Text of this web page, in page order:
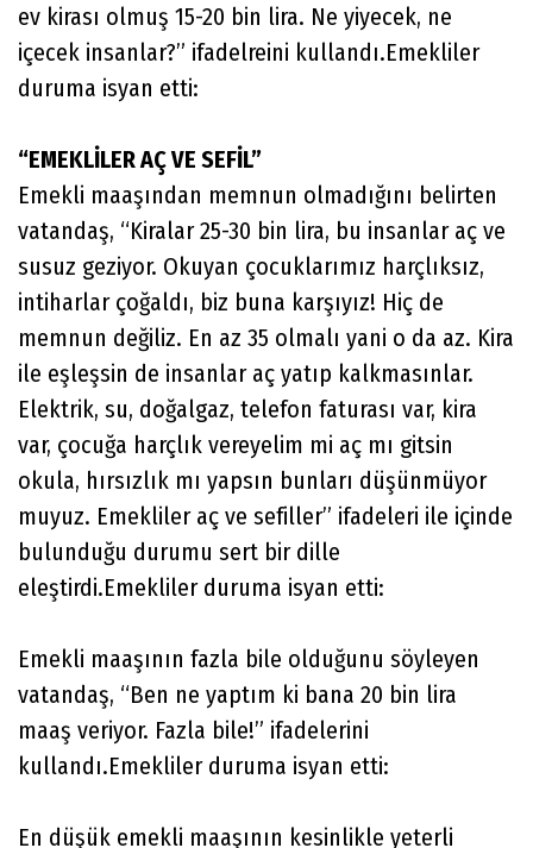
ev kirası olmuş 15-20 bin lira. Ne yiyecek, ne
içecek insanlar?” ifadelreini kullandı.Emekliler
duruma isyan etti:
“EMEKLİLER AÇ VE SEFİL”
Emekli maaşından memnun olmadığını belirten
vatandaş, “Kiralar 25-30 bin lira, bu insanlar aç ve
susuz geziyor. Okuyan çocuklarımız harçlıksız,
intiharlar çoğaldı, biz buna karşıyız! Hiç de
memnun değiliz. En az 35 olmalı yani o da az. Kira
ile eşleşsin de insanlar aç yatıp kalkmasınlar.
Elektrik, su, doğalgaz, telefon faturası var, kira
var, çocuğa harçlık vereyelim mi aç mı gitsin
okula, hırsızlık mı yapsın bunları düşünmüyor
muyuz. Emekliler aç ve sefiller” ifadeleri ile içinde
bulunduğu durumu sert bir dille
eleştirdi.Emekliler duruma isyan etti:
Emekli maaşının fazla bile olduğunu söyleyen
vatandaş, “Ben ne yaptım ki bana 20 bin lira
maaş veriyor. Fazla bile!” ifadelerini
kullandı.Emekliler duruma isyan etti:
En düşük emekli maaşının kesinlikle yeterli